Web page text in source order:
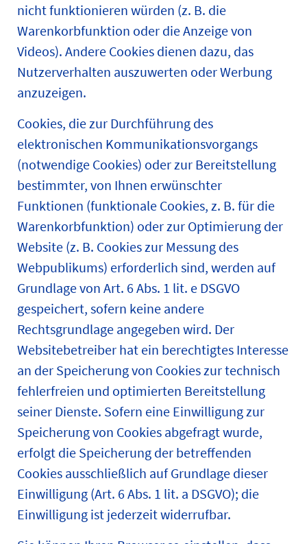
nicht funktionieren würden (z. B. die
Warenkorbfunktion oder die Anzeige von
Videos). Andere Cookies dienen dazu, das
Nutzerverhalten auszuwerten oder Werbung
anzuzeigen.
Cookies, die zur Durchführung des
elektronischen Kommunikationsvorgangs
(notwendige Cookies) oder zur Bereitstellung
bestimmter, von Ihnen erwünschter
Funktionen (funktionale Cookies, z. B. für die
Warenkorbfunktion) oder zur Optimierung der
Website (z. B. Cookies zur Messung des
Webpublikums) erforderlich sind, werden auf
Grundlage von Art. 6 Abs. 1 lit. e DSGVO
gespeichert, sofern keine andere
Rechtsgrundlage angegeben wird. Der
Websitebetreiber hat ein berechtigtes Interesse
an der Speicherung von Cookies zur technisch
fehlerfreien und optimierten Bereitstellung
seiner Dienste. Sofern eine Einwilligung zur
Speicherung von Cookies abgefragt wurde,
erfolgt die Speicherung der betreffenden
Cookies ausschließlich auf Grundlage dieser
Einwilligung (Art. 6 Abs. 1 lit. a DSGVO); die
Einwilligung ist jederzeit widerrufbar.